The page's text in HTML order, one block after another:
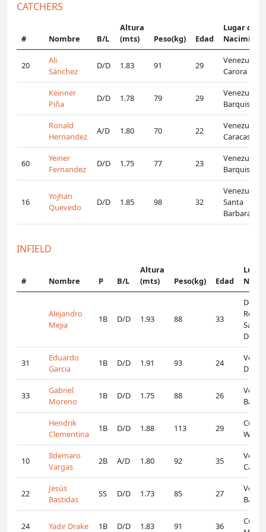
CATCHERS
# Nombre B/L
Altura
(mts)
Peso(kg) Edad
Lugar de
20
Ali
Sánchez
D/D 1.83 91 29
Venezuela,
Carora
Keinner
Piña
D/D 1.78 79 29
Venezuela,
Ronald
Hernandez
A/D 1.80 70 22
Venezuela,
Caracas
60
Yeiner
Fernandez
D/D 1.75 77 23
Venezuela,
16
Yojhan
Quevedo
D/D 1.85 98 32
Venezuela,
Santa
Barbara
INFIELD
# Nombre P B/L
Altura
(mts)
Peso(kg) Edad
Alejandro
Mejia
1B D/D 1.93 88 33
Santo
31
Eduardo
Garcia
1B D/D 1.91 93 24
Duaca
33
Gabriel
Moreno
1B D/D 1.75 88 26
Hendrik
Clementina
1B D/D 1.88 113 29
10
Ildemaro
Vargas
2B A/D 1.80 92 35
22
Jesús
Bastidas
SS D/D 1.73 85 27
24 Yadir Drake 1B D/D 1.83 91 36
Cuba,